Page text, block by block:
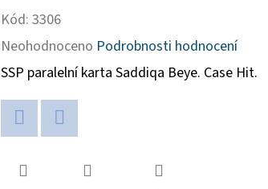
Kód: 3306
Průměrné
hodnocení
produktu
Neohodnoceno Podrobnosti hodnocení
SSP paralelní karta Saddiqa Beye. Case Hit.